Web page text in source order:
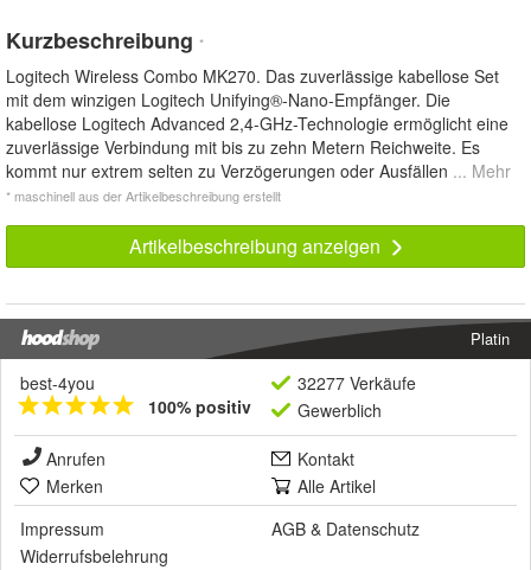
Kurzbeschreibung *
Logitech Wireless Combo MK270. Das zuverlässige kabellose Set
mit dem winzigen Logitech Unifying®-Nano-Empfänger. Die
kabellose Logitech Advanced 2,4-GHz-Technologie ermöglicht eine
zuverlässige Verbindung mit bis zu zehn Metern Reichweite. Es
kommt nur extrem selten zu Verzögerungen oder Ausfällen ... Mehr
* maschinell aus der Artikelbeschreibung erstellt
Artikelbeschreibung anzeigen
Platin
best-4you
100% positiv
32277 Verkäufe
Gewerblich
Anrufen
Kontakt
Merken
Alle Artikel
Impressum
AGB & Datenschutz
Widerrufsbelehrung